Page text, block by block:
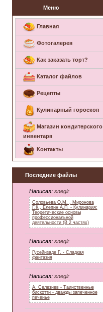
Меню
Главная
Фотогалерея
Как заказать торт?
Каталог файлов
Рецепты
Кулинарный гороскоп
Магазин кондитерского
инвентаря
Контакты
Последние файлы
Написал: snegir
Соловьева О.М. , Миронова
Г.К., Елепин А.П. - Кулинария:
Теоретические основы
профессиональной
деятельности (В 2 частях)
Написал: snegir
Гусейнзаде Г. - Сладкая
фантазия
Написал: snegir
А. Селезнев - Таинственные
бискотти - дважды запеченное
печенье